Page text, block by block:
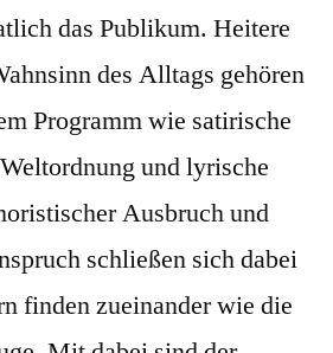
das Publikum. Heitere
des Alltags gehören
Programm wie satirische
und lyrische
Ausbruch und
schließen sich dabei
finden zueinander wie die